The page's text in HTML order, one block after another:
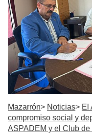
Mazarrón Noticias
El
compromiso social y
ASPADEM y el Club